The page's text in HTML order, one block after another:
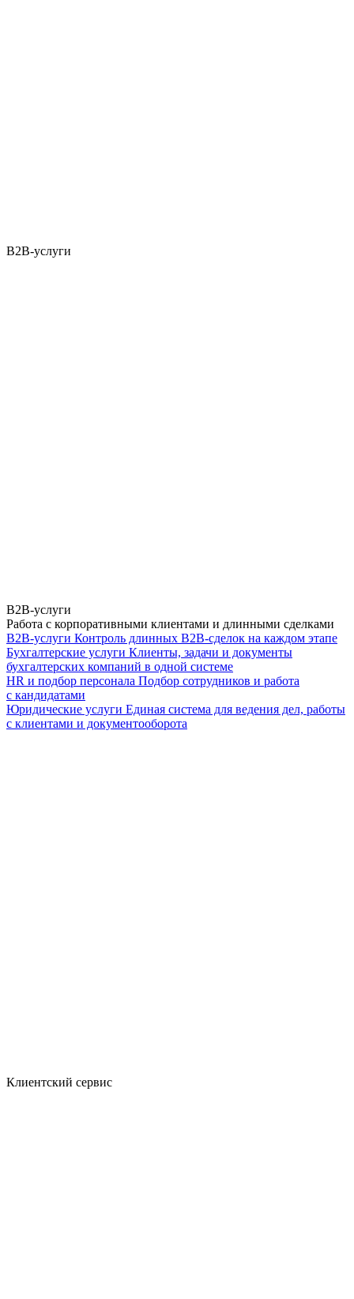
B2B-услуги
B2B-услуги
Работа с корпоративными клиентами и длинными сделками
B2B-услуги Контроль длинных B2B-сделок на каждом этапе
Бухгалтерские услуги Клиенты, задачи и документы
бухгалтерских компаний в одной системе
HR и подбор персонала Подбор сотрудников и работа
с кандидатами
Юридические услуги Единая система для ведения дел, работы
с клиентами и документооборота
Клиентский сервис